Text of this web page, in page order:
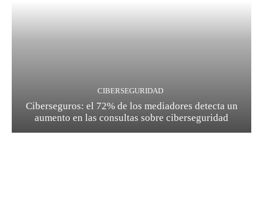
CIBERSEGURIDAD
Ciberseguros: el 72% de los mediadores detecta un
aumento en las consultas sobre ciberseguridad